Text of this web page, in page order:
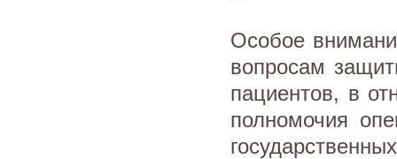
Особое
вопросам
пациентов, в
полномочия